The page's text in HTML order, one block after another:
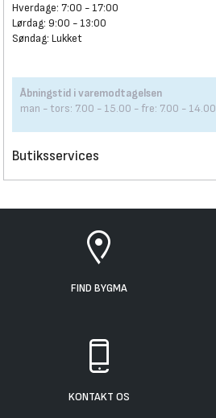
Hverdage: 7:00 - 17:00
Lørdag: 9:00 - 13:00
Søndag: Lukket
Åbningstid i varemodtagelsen
man - tors: 7.00 - 15.00 - fre: 7.00 - 14.00
Butiksservices
FIND BYGMA
KONTAKT OS